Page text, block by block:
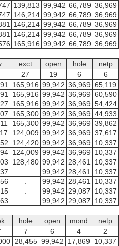
139,813 99,942 66,789 36,969
146,214 99,942 66,789 36,969
146,214 99,942 66,789 36,969
146,214 99,942 66,789 36,969
165,916 99,942 66,789 36,969
exct open hole
netp
27 19 6
6
165,916 99,942 36,969 65,119
165,916 99,942 36,969 60,590
165,916 99,942 36,969 54,424
165,300 99,942 36,969 44,933
165,300 99,942 36,969 39,862
124,009 99,942 36,969 37,617
124,420 99,942 36,969
10,337
124,009 99,942 36,969
10,337
128,480 99,942 28,461
10,337
99,942 28,461
10,337
99,942 28,461
10,337
99,942 29,087
10,337
99,942 29,087 10,337
hole open mond
netp
7 6 4
2
28,455 99,942 17,869
10,337